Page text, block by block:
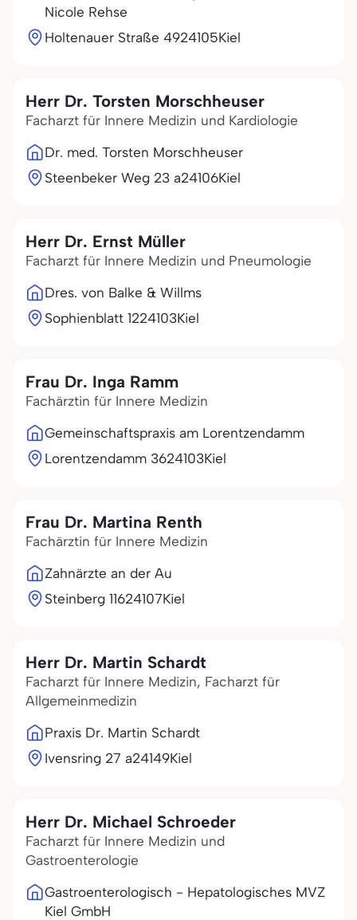
Nicole Rehse
Holtenauer Straße 4924105Kiel
Herr Dr. Torsten Morschheuser
Facharzt für Innere Medizin und Kardiologie
Dr. med. Torsten Morschheuser
Steenbeker Weg 23 a24106Kiel
Herr Dr. Ernst Müller
Facharzt für Innere Medizin und Pneumologie
Dres. von Balke & Willms
Sophienblatt 1224103Kiel
Frau Dr. Inga Ramm
Fachärztin für Innere Medizin
Gemeinschaftspraxis am Lorentzendamm
Lorentzendamm 3624103Kiel
Frau Dr. Martina Renth
Fachärztin für Innere Medizin
Zahnärzte an der Au
Steinberg 11624107Kiel
Herr Dr. Martin Schardt
Facharzt für Innere Medizin, Facharzt für
Allgemeinmedizin
Praxis Dr. Martin Schardt
Ivensring 27 a24149Kiel
Herr Dr. Michael Schroeder
Facharzt für Innere Medizin und
Gastroenterologie
Gastroenterologisch - Hepatologisches MVZ
Kiel GmbH